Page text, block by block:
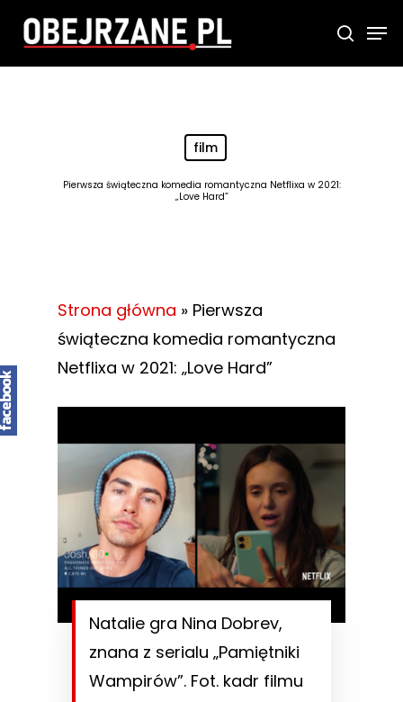
Skip
main
film
Pierwsza świąteczna komedia romantyczna Netflixa w 2021:
„Love Hard”
Strona główna » Pierwsza
świąteczna komedia romantyczna
Netflixa w 2021: „Love Hard”
Natalie gra Nina Dobrev,
znana z serialu „Pamiętniki
Wampirów”. Fot. kadr filmu